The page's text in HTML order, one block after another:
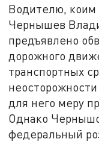
Водителю, коим
Чернышев
предъявлено
дорожного
транспортных
для него меру
Однако
федеральный